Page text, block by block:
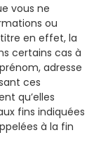
vous ne
ou
en effet, la
certains cas à
adresse
ces
qu’elles
fins indiquées
à la fin